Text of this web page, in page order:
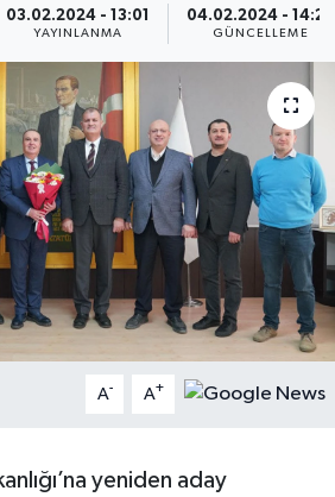
03.02.2024 - 13:01
YAYINLANMA
04.02.2024 - 14:27
GÜNCELLEME
A- A+
yeniden aday